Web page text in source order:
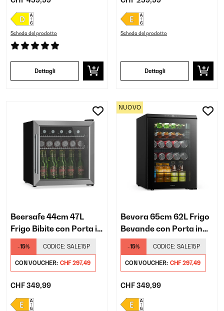
Scheda del prodotto
Dettagli
Scheda del prodotto
Dettagli
Beersafe 44cm 47L
Frigo Bibite con Porta in
Vetro Argento
-15% CODICE: SALE15P
CON VOUCHER: CHF 297,49
CHF 349,99
Bevora 65cm 62L Frigo
Bevande con Porta in
Vetro Nero
-15% CODICE: SALE15P
CON VOUCHER: CHF 297,49
CHF 349,99
NUOVO